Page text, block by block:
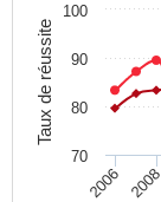
Taux de réussite
2006 2008
70
80
90
100